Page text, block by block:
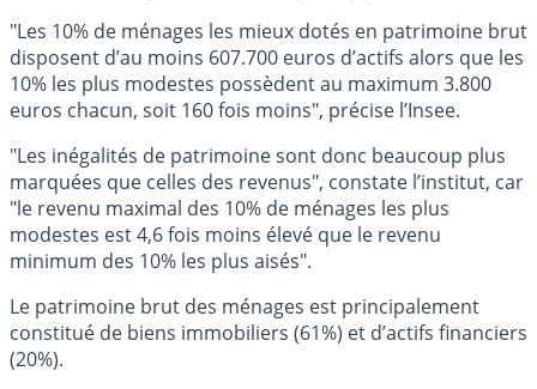
"Les 10% de ménages les mieux dotés en patrimoine brut
disposent d’au moins 607.700 euros d’actifs alors que les
10% les plus modestes possèdent au maximum 3.800
euros chacun, soit 160 fois moins", précise l’Insee.
"Les inégalités de patrimoine sont donc beaucoup plus
marquées que celles des revenus", constate l’institut, car
"le revenu maximal des 10% de ménages les plus
modestes est 4,6 fois moins élevé que le revenu
minimum des 10% les plus aisés".
Le patrimoine brut des ménages est principalement
constitué de biens immobiliers (61%) et d’actifs financiers
(20%).